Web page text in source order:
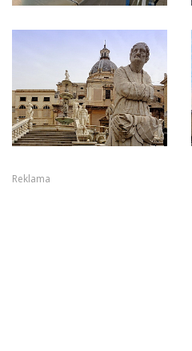
Reklama